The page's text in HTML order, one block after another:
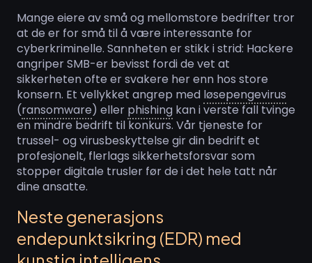
Mange eiere av små og mellomstore bedrifter tror
at de er for små til å være interessante for
cyberkriminelle. Sannheten er stikk i strid: Hackere
angriper SMB-er bevisst fordi de vet at
sikkerheten ofte er svakere her enn hos store
konsern. Et vellykket angrep med løsepengevirus
(ransomware) eller phishing kan i verste fall tvinge
en mindre bedrift til konkurs. Vår tjeneste for
trussel- og virusbeskyttelse gir din bedrift et
profesjonelt, flerlags sikkerhetsforsvar som
stopper digitale trusler før de i det hele tatt når
dine ansatte.
Neste generasjons
endepunktsikring (EDR) med